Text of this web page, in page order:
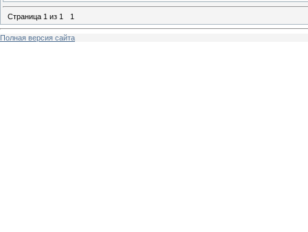
Страница 1 из 1 1
Полная версия сайта